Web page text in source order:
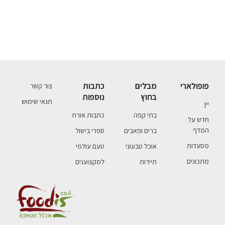
פופולארי
יין
חדש על
המדף
מסעדות
מתכונים
מבלים
בחוץ
בתי קפה
ברים ופאבים
אוכל טבעוני
תיירות
כתבות
נוספות
כתבות אורח
ספרי בישול
טעם עולמי
למקצוענים
צור קשר
תנאי שימוש